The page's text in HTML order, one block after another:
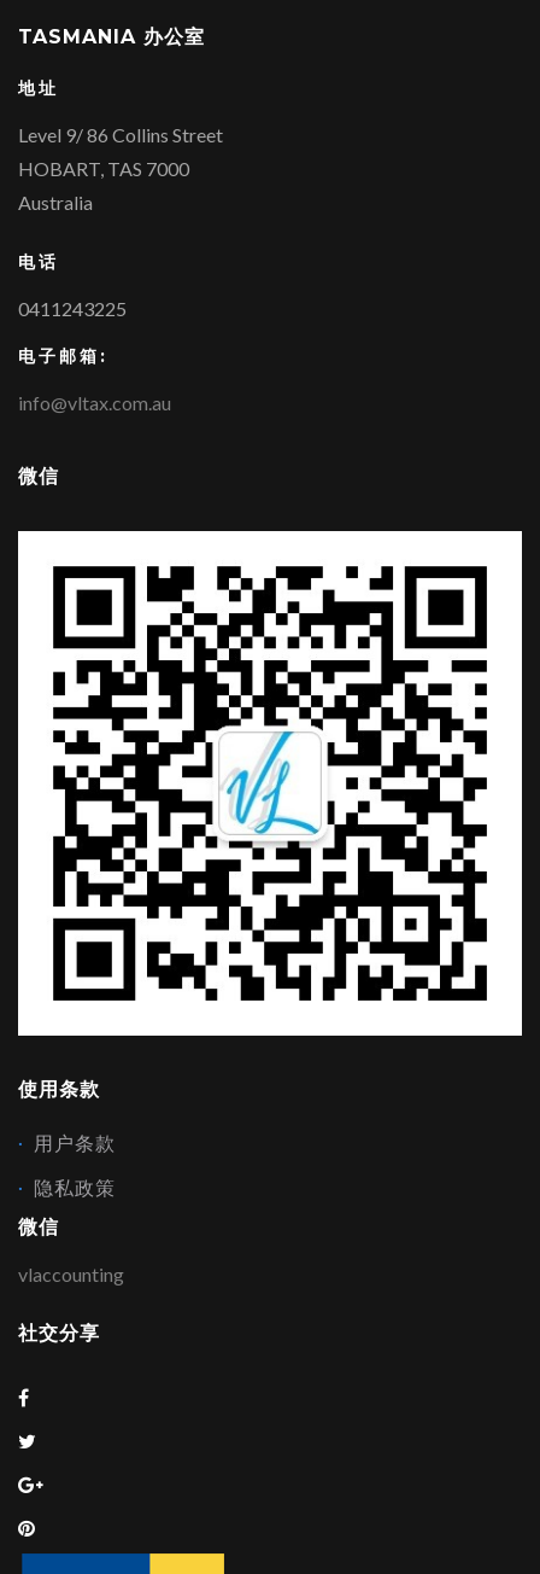
TASMANIA 办公室
地址
Level 9/ 86 Collins Street
HOBART, TAS 7000
Australia
电话
0411243225
电子邮箱:
info@vltax.com.au
微信
使用条款
用户条款
隐私政策
微信
vlaccounting
社交分享